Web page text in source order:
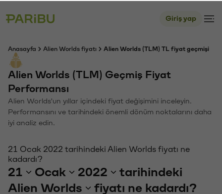
Giriş yap
Anasayfa Alien Worlds fiyatı Alien Worlds (TLM) TL fiyat geçmişi
Alien Worlds (TLM) Geçmiş Fiyat
Performansı
Alien Worlds'un yıllar içindeki fiyat değişimini inceleyin.
Performansını ve tarihindeki önemli dönüm noktalarını daha
iyi analiz edin.
21 Ocak 2022 tarihindeki Alien Worlds fiyatı ne
kadardı?
21 Ocak 2022
tarihindeki
Alien Worlds
fiyatı ne kadardı?